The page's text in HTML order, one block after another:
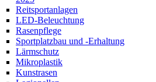
Reitsportanlagen
LED-Beleuchtung
Rasenpflege
Sportplatzbau und -Erhaltung
Lärmschutz
Mikroplastik
Kunstrasen